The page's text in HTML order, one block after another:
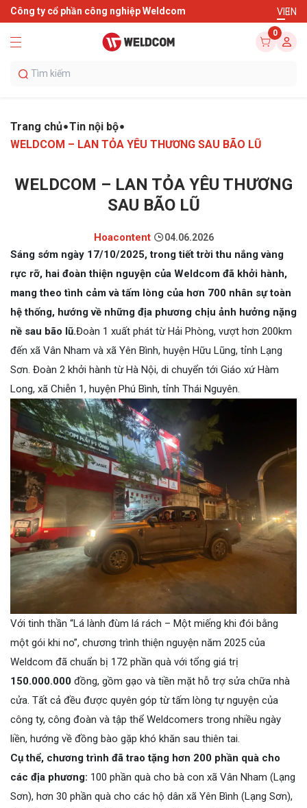
Công ty cổ phần công nghiệp Weldcom VIEN
0
Trang chủ Tin nội bộ
WELDCOM – LAN TỎA YÊU THƯƠNG SAU BÃO LŨ
WELDCOM – LAN TỎA YÊU THƯƠNG
SAU BÃO LŨ
Hoacontent 04.06.2026
Sáng sớm ngày 17/10/2025, trong tiết trời thu nắng vàng
rực rỡ, hai đoàn thiện nguyện của Weldcom đã khởi hành,
mang theo tình cảm và tấm lòng của hơn 700 nhân sự toàn
hệ thống, hướng về những địa phương chịu ảnh hưởng nặng
nề sau bão lũ.Đoàn 1 xuất phát từ Hải Phòng, vượt hơn 200km
đến xã Vân Nham và xã Yên Bình, huyện Hữu Lũng, tỉnh Lạng
Sơn. Đoàn 2 khởi hành từ Hà Nội, di chuyển tới Giáo xứ Hàm
Long, xã Chiễn 1, huyện Phú Bình, tỉnh Thái Nguyên.
Với tinh thần “Lá lành đùm lá rách – Một miếng khi đói bằng
một gói khi no”, chương trình thiện nguyện năm 2025 của
Weldcom đã chuẩn bị 172 phần quà với tổng giá trị
150.000.000 đồng, gồm gạo và tiền mặt hỗ trợ sửa chữa nhà
cửa. Tất cả đều được quyên góp từ tấm lòng tự nguyện của
công ty, công đoàn và tập thể Weldcomers trong nhiều ngày
liền, hướng về đồng bào gặp khó khăn sau thiên tai.
Cụ thể, chương trình đã trao tặng hơn 200 phần quà cho
các địa phương: 100 phần quà cho bà con xã Vân Nham (Lạng
Sơn), hơn 30 phần quà cho các hộ dân xã Yên Bình (Lạng Sơn),